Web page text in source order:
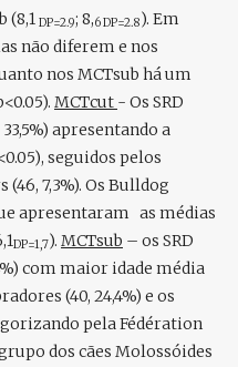
(8,1 DP=2.9; 8,6 DP=2.8). Em
não diferem e nos
nos MCTsub há um
MCTcut - Os SRD
apresentando a
seguidos pelos
(46, 7,3%). Os Bulldog
apresentaram as médias
DP=1,7). MCTsub – os SRD
com maior idade média
(40, 24,4%) e os
pela Fédération
dos cães Molossóides